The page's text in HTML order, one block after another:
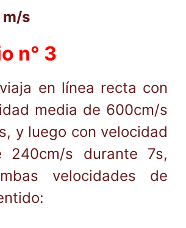
s
n° 3
en línea recta con
media de 600cm/s
y luego con velocidad
240cm/s durante 7s,
velocidades de